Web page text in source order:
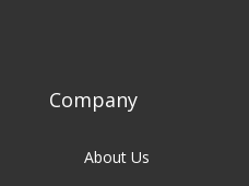
Company
About Us